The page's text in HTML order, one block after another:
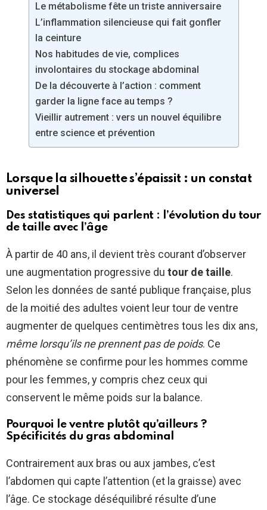
Le métabolisme fête un triste anniversaire
L’inflammation silencieuse qui fait gonfler
la ceinture
Nos habitudes de vie, complices
involontaires du stockage abdominal
De la découverte à l’action : comment
garder la ligne face au temps ?
Vieillir autrement : vers un nouvel équilibre
entre science et prévention
Lorsque la silhouette s’épaissit : un constat
universel
Des statistiques qui parlent : l’évolution du tour
de taille avec l’âge
À partir de 40 ans, il devient très courant d’observer
une augmentation progressive du tour de taille.
Selon les données de santé publique française, plus
de la moitié des adultes voient leur tour de ventre
augmenter de quelques centimètres tous les dix ans,
même lorsqu’ils ne prennent pas de poids. Ce
phénomène se confirme pour les hommes comme
pour les femmes, y compris chez ceux qui
conservent le même poids sur la balance.
Pourquoi le ventre plutôt qu’ailleurs ?
Spécificités du gras abdominal
Contrairement aux bras ou aux jambes, c’est
l’abdomen qui capte l’attention (et la graisse) avec
l’âge. Ce stockage déséquilibré résulte d’une